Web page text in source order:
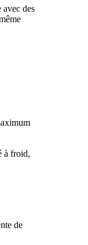
avec des
à froid,
de